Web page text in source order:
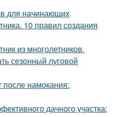
для начинающих
10 правил создания
из многолетников.
сезонный луговой
после намокания:
дачного участка: